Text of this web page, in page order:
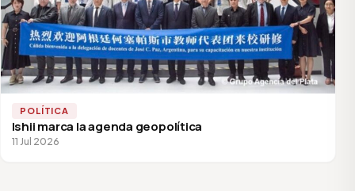
POLÍTICA
Ishii marca la agenda geopolítica
11 Jul 2026